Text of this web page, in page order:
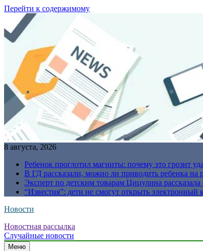
Перейти к содержимому
8 августа, 2026
Ребенок проглотил магниты: почему это грозит
В ГД рассказали, можно ли приводить ребенка на
Эксперт по детским товарам Цицулина
“Известия”: дети не смогут открыть электронный
Новости
Новостная рассылка
Случайные новости
Меню